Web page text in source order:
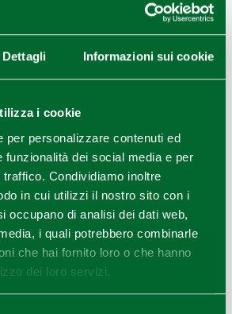
Dettagli Informazioni sui cookie
i cookie
per personalizzare contenuti ed
funzionalità dei social media e per
Condividiamo inoltre
in cui utilizzi il nostro sito con i
occupano di analisi dei dati web,
i quali potrebbero combinarle
che hai fornito loro o che hanno
dei loro servizi.
RESTAURANT